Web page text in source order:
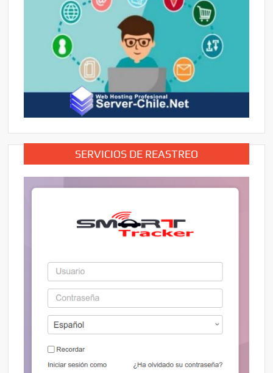
SERVICIOS DE REASTREO